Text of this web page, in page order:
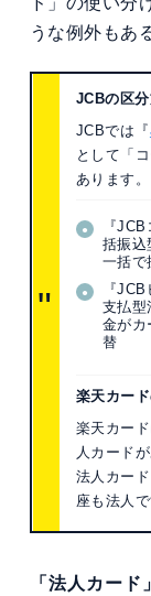
うな例外もあ
JCBの区
JCBでは『
として「
あります。
『
括振込
一括で
『
支払型
金がカ
替
楽天カー
楽天カー
人カード
法人カー
座も法人で
「法人カー